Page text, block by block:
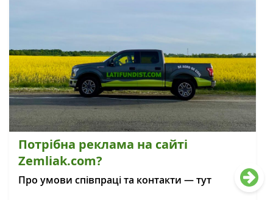
Потрібна реклама на сайті
Zemliak.com?
Про умови співпраці та контакти — тут